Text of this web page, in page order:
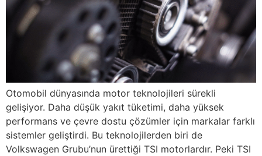
Otomobil dünyasında motor teknolojileri sürekli
gelişiyor. Daha düşük yakıt tüketimi, daha yüksek
performans ve çevre dostu çözümler için markalar farklı
sistemler geliştirdi. Bu teknolojilerden biri de
Volkswagen Grubu’nun ürettiği TSI motorlardır. Peki TSI